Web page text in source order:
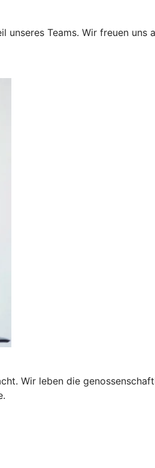
Teams. Wir freuen
Wir leben die